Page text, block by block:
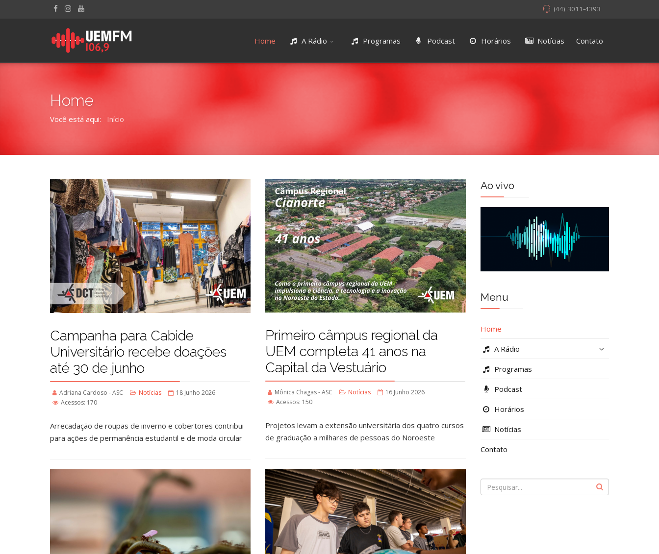
(44) 3011-4393
Home A Rádio Programas Podcast Horários Notícias Contato
Home
Você está aqui: Início
Campanha para Cabide
Universitário recebe doações
até 30 de junho
Adriana Cardoso - ASC Notícias
18 Junho 2026
Acessos: 170
Arrecadação de roupas de inverno e cobertores contribui
para ações de permanência estudantil e de moda circular
Primeiro câmpus regional da
UEM completa 41 anos na
Capital da Vestuário
Mônica Chagas - ASC Notícias
16 Junho 2026
Acessos: 150
Projetos levam a extensão universitária dos quatro cursos
de graduação a milhares de pessoas do Noroeste
Ao vivo
Menu
Home
A Rádio
Programas
Podcast
Horários
Notícias
Contato